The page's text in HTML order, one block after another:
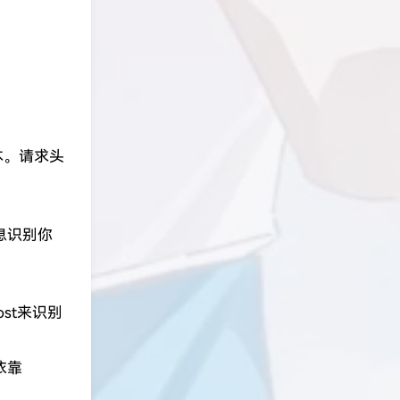
请求头
识别你
来识别
靠